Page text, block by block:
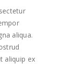
aliqua.
aliquip ex